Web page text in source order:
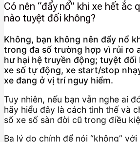
Có nên “đẩy nổ” khi xe hết ắc
nào tuyệt đối không?
Không, bạn không nên đẩy nổ
trong đa số trường hợp vì rủi ro
hư hại hệ truyền động; tuyệt
xe số tự động, xe start/stop
xe đang ở vị trí nguy hiểm.
Tuy nhiên, nếu bạn vẫn nghe ai
hãy hiểu đây là cách tình thế và
số xe số sàn đời cũ trong điều
Ba lý do chính để nói “không” với